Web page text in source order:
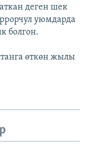
деген шек
уюмдарда
болгон.
өткөн жылы